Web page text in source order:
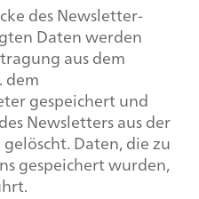
des Newsletter-
Daten werden
aus dem
dem
gespeichert und
Newsletters aus der
Daten, die zu
gespeichert wurden,